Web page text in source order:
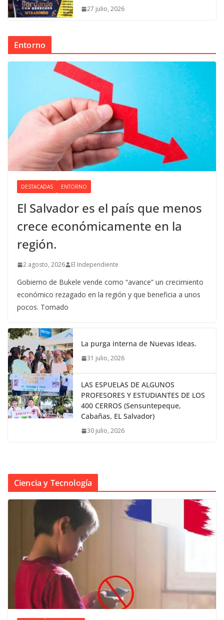
27 julio, 2026
Entorno
DESTACADAS ENTORNO
El Salvador es el país que menos
crece económicamente en la
región.
2 agosto, 2026 El Independiente
Gobierno de Bukele vende como “avance” un crecimiento
económico rezagado en la región y que beneficia a unos
pocos. Tomado
La purga interna de Nuevas Ideas.
31 julio, 2026
LAS ESPUELAS DE ALGUNOS
PROFESORES Y ESTUDIANTES DE LOS
400 CERROS (Sensuntepeque,
Cabañas, EL Salvador)
30 julio, 2026
Ciencia y Tecnología